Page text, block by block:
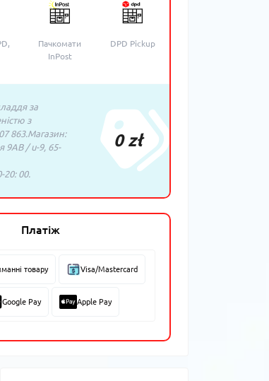
Пачкомати
InPost
DPD Pickup
за
з
863.Магазин:
9AB / u-9, 65-
20: 00.
0 zł
Платіж
товару Visa/Mastercard
Google Pay Apple Pay